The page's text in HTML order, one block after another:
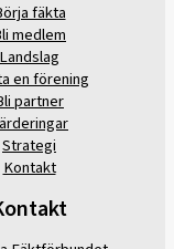
fäkta
medlem
Landslag
en förening
partner
Strategi
Kontakt